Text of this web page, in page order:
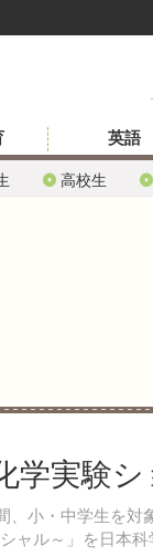
高校生
英語
学実験
小・中学生を対
ャル～」を日本科